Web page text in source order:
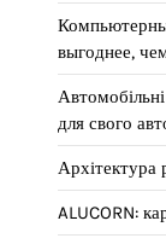
выгоднее,
для свого
Архітектура
ALUCORN: